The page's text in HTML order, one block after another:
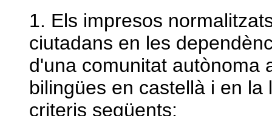
1. Els impresos
ciutadans en les
d'una comunitat autònoma
bilingües en castellà i en
criteris següents: